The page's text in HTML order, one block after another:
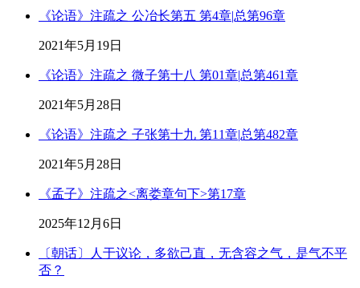
《论语》注疏之 公冶长第五 第4章|总第96章
2021年5月19日
《论语》注疏之 微子第十八 第01章|总第461章
2021年5月28日
《论语》注疏之 子张第十九 第11章|总第482章
2021年5月28日
《孟子》注疏之<离娄章句下>第17章
2025年12月6日
〔朝话〕人于议论，多欲己直，无含容之气，是气不平
否？